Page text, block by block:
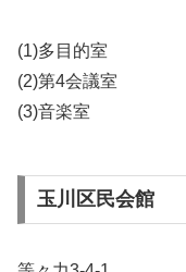
(1)多目的室
(2)第4会議室
(3)音楽室
玉川区民会館